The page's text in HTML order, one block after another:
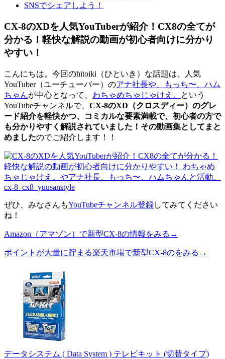
SNSでシェアしよう！
CX-8のXDを人気YouTuberが紹介！CX8の全てが
分かる！軽快な解説の動画が初心者向けに分かり
やすい！
こんにちは。今回のhitoiki（ひといき）な話題は、人気
YouTuber（ユーチューバー）のアナ社長や、もっち〜、ハム
ちゃんが中心となって、 わちゃめちゃじゃけえ。
という
YouTubeチャンネルで、 CX-8のXD（クロスディー）のグレ
ード紹介を軽快かつ、コミカルな要素満載で、初心者の方で
も分かりやすく解説されていました！その動画集としてまと
めましたのでご紹介します！！
ぜひ、みなさんもYouTubeチャンネル登録してみてください
ね！
Amazon（アマゾン）で新型CX-8の情報をみる→
ポイントが大量に貯まる楽天市場で新型CX-8のをみる→
データシステム ( Data System ) テレビキット (切替タイプ)